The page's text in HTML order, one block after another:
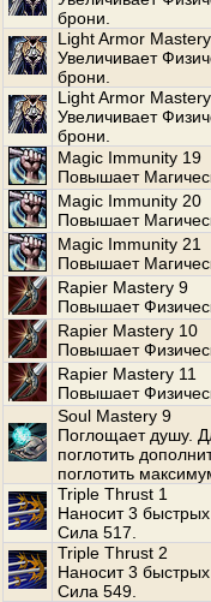
брони.
Light Armor
Увеличивает
брони.
Light Armor
Увеличивает
брони.
Magic Immunity 19
Повышает
Magic Immunity 20
Повышает
Magic Immunity 21
Повышает
Rapier Mastery 9
Повышает
Rapier Mastery 10
Повышает
Rapier Mastery 11
Повышает
Soul Mastery 9
Поглощает душу.
поглотить
поглотить
Triple Thrust 1
Наносит 3
Сила 517.
Triple Thrust 2
Наносит 3
Сила 549.